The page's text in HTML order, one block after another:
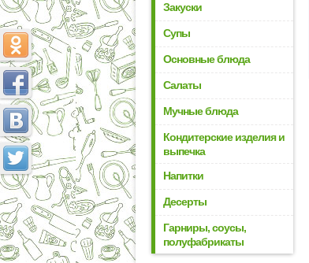
Закуски
Супы
Основные блюда
Салаты
Мучные блюда
Кондитерские изделия и
выпечка
Напитки
Десерты
Гарниры, соусы,
полуфабрикаты